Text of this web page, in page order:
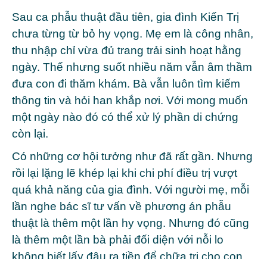
Sau ca phẫu thuật đầu tiên, gia đình Kiến Trị
chưa từng từ bỏ hy vọng. Mẹ em là công nhân,
thu nhập chỉ vừa đủ trang trải sinh hoạt hằng
ngày. Thế nhưng suốt nhiều năm vẫn âm thầm
đưa con đi thăm khám. Bà vẫn luôn tìm kiếm
thông tin và hỏi han khắp nơi. Với mong muốn
một ngày nào đó có thể xử lý phần di chứng
còn lại.
Có những cơ hội tưởng như đã rất gần. Nhưng
rồi lại lặng lẽ khép lại khi chi phí điều trị vượt
quá khả năng của gia đình. Với người mẹ, mỗi
lần nghe bác sĩ tư vấn về phương án phẫu
thuật là thêm một lần hy vọng. Nhưng đó cũng
là thêm một lần bà phải đối diện với nỗi lo